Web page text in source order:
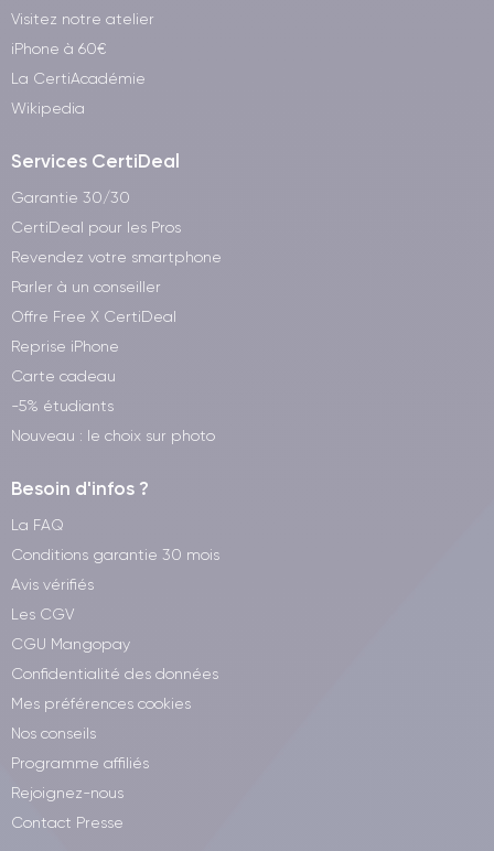
Visitez notre atelier
iPhone à 60€
La CertiAcadémie
Wikipedia
Services CertiDeal
Garantie 30/30
CertiDeal pour les Pros
Revendez votre smartphone
Parler à un conseiller
Offre Free X CertiDeal
Reprise iPhone
Carte cadeau
-5% étudiants
Nouveau : le choix sur photo
Besoin d'infos ?
La FAQ
Conditions garantie 30 mois
Avis vérifiés
Les CGV
CGU Mangopay
Confidentialité des données
Mes préférences cookies
Nos conseils
Programme affiliés
Rejoignez-nous
Contact Presse